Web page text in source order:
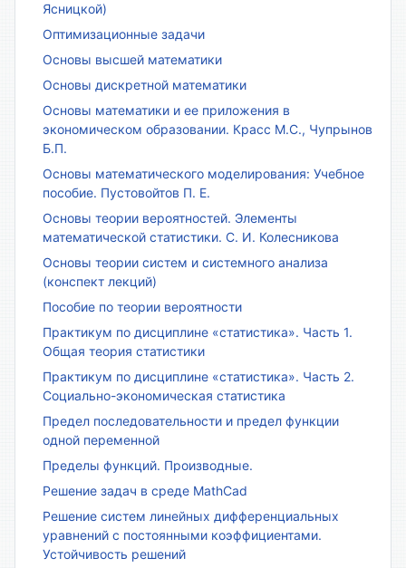
Ясницкой)
Оптимизационные задачи
Основы высшей математики
Основы дискретной математики
Основы математики и ее приложения в
экономическом образовании. Красс М.С., Чупрынов
Б.П.
Основы математического моделирования: Учебное
пособие. Пустовойтов П. Е.
Основы теории вероятностей. Элементы
математической статистики. С. И. Колесникова
Основы теории систем и системного анализа
(конспект лекций)
Пособие по теории вероятности
Практикум по дисциплине «статистика». Часть 1.
Общая теория статистики
Практикум по дисциплине «статистика». Часть 2.
Социально-экономическая статистика
Предел последовательности и предел функции
одной переменной
Пределы функций. Производные.
Решение задач в среде MathCad
Решение систем линейных дифференциальных
уравнений с постоянными коэффициентами.
Устойчивость решений